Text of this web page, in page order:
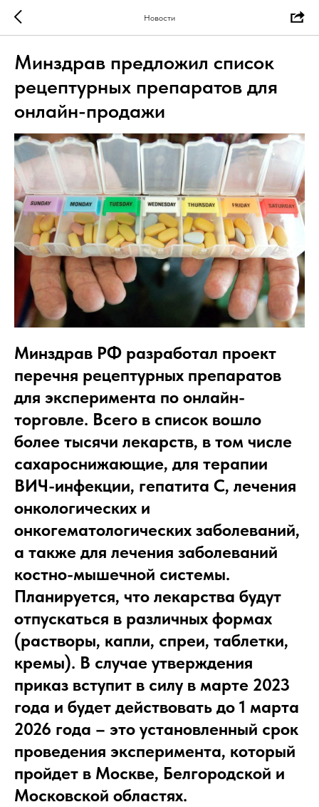
Новости
Минздрав предложил список
рецептурных препаратов для
онлайн-продажи
Минздрав РФ разработал проект
перечня рецептурных препаратов
для эксперимента по онлайн-
торговле. Всего в список вошло
более тысячи лекарств, в том числе
сахароснижающие, для терапии
ВИЧ-инфекции, гепатита C, лечения
онкологических и
онкогематологических заболеваний,
а также для лечения заболеваний
костно-мышечной системы.
Планируется, что лекарства будут
отпускаться в различных формах
(растворы, капли, спреи, таблетки,
кремы). В случае утверждения
приказ вступит в силу в марте 2023
года и будет действовать до 1 марта
2026 года – это установленный срок
проведения эксперимента, который
пройдет в Москве, Белгородской и
Московской областях.